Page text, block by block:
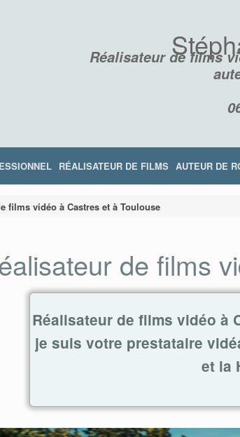
Réalisateur de films
RÉALISATEUR DE FILMS AUTEUR DE
films vidéo à Castres et à Toulouse
de films
Réalisateur de films vidéo à
je suis votre prestataire
et la